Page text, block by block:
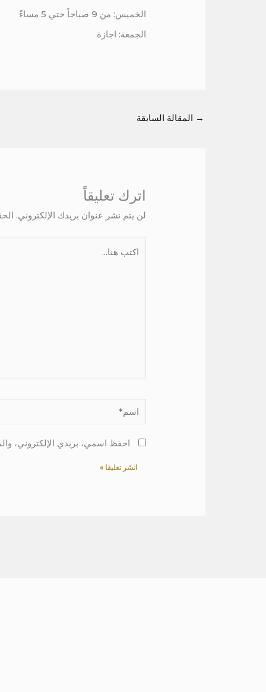
الخميس: من 9 صباحاً حتي 5 مساءً
الجمعة: اجازة
→ المقالة السابقة
اترك تعليقاً
لن يتم نشر عنوان بريدك الإلكتروني.
اسم*
احفظ اسمي، بريدي الإلكتروني،